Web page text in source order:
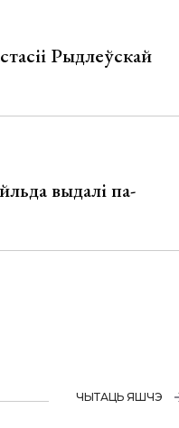
Рыдлеўскай
выдалі па-
ЧЫТАЦЬ ЯШЧЭ